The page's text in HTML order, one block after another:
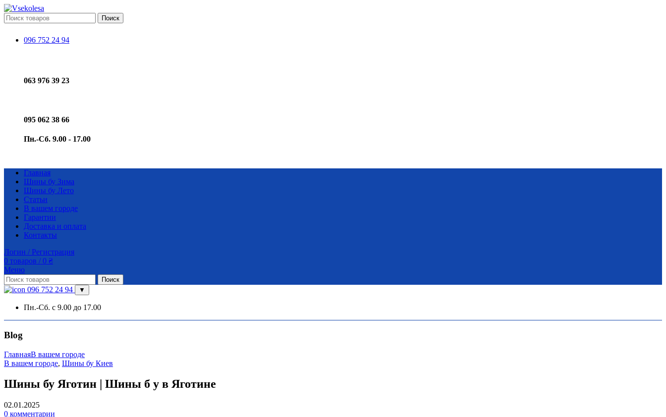
Поиск
096 752 24 94
063 976 39 23
095 062 38 66
Пн.-Сб. 9.00 - 17.00
Главная
Шины бу Зима
Шины бу Лето
Статьи
В вашем городе
Гарантии
Доставка и оплата
Контакты
Логин / Регистрация
0 товаров / 0 ₴
Меню
Поиск
096 752 24 94 ▼
Пн.-Сб. с 9.00 до 17.00
Blog
ГлавнаяВ вашем городе
В вашем городе, Шины бу Киев
Шины бу Яготин | Шины б у в Яготине
02.01.2025
0 комментарии